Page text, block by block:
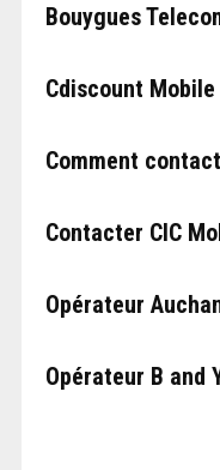
Bouygues
Cdiscount Mobile
Comment
Contacter CIC
Opérateur
Opérateur B and